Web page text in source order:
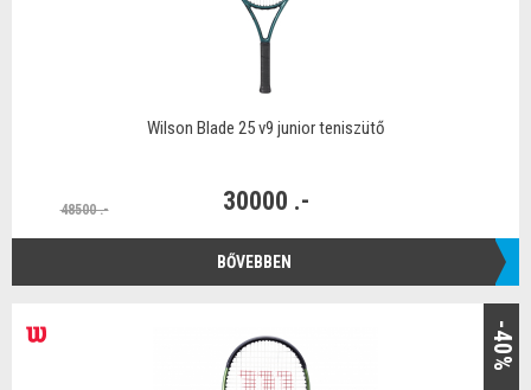
Wilson Blade 25 v9 junior teniszütő
48500 .- 30000 .-
BŐVEBBEN
-40%